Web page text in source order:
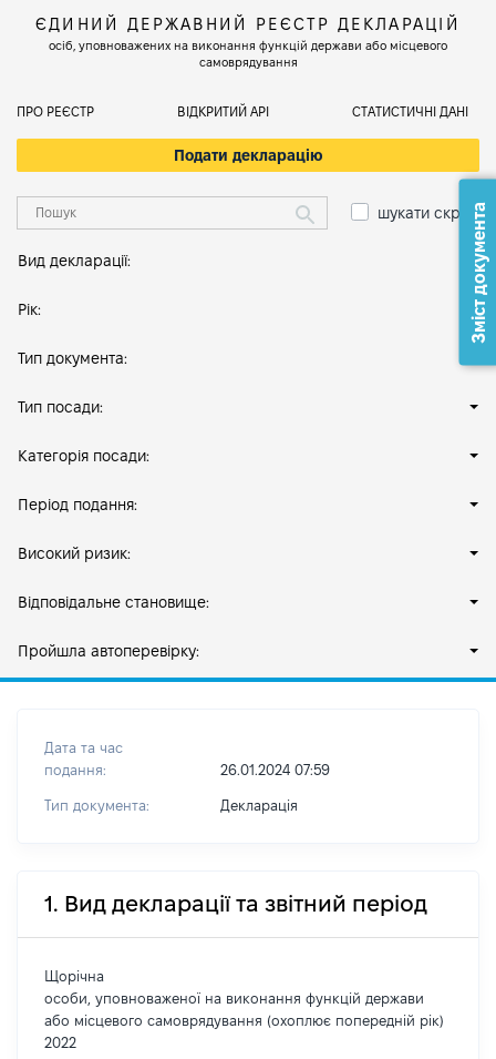
ЄДИНИЙ ДЕРЖАВНИЙ РЕЄСТР ДЕКЛАРАЦІЙ
осіб, уповноважених на виконання функцій держави або місцевого
самоврядування
ПРО РЕЄСТР ВІДКРИТИЙ АРІ СТАТИСТИЧНІ ДАНІ
Подати декларацію
шукати скрізь
Вид декларації:
Рік:
Тип документа:
Тип посади:
Категорія посади:
Період подання:
Високий ризик:
Відповідальне становище:
Пройшла автоперевірку:
Дата та час
подання:
26.01.2024 07:59
Тип документа: Декларація
1. Вид декларації та звітний період
Щорічна
особи, уповноваженої на виконання функцій держави
або місцевого самоврядування (охоплює попередній рік)
2022
Зміст документа